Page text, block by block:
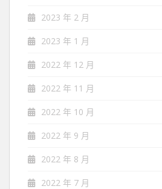
2023 年 2 月
2023 年 1 月
2022 年 12 月
2022 年 11 月
2022 年 10 月
2022 年 9 月
2022 年 8 月
2022 年 7 月